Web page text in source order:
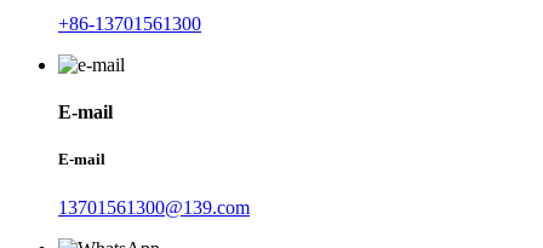
+86-13701561300
E-mail
E-mail
13701561300@139.com